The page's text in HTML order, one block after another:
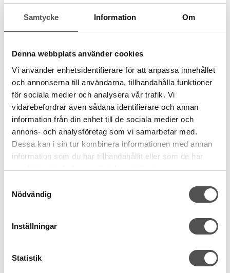
Samtycke Information Om
Denna webbplats använder cookies
Vi använder enhetsidentifierare för att anpassa innehållet
och annonserna till användarna, tillhandahålla funktioner
för sociala medier och analysera vår trafik. Vi
vidarebefordrar även sådana identifierare och annan
information från din enhet till de sociala medier och
annons- och analysföretag som vi samarbetar med.
Dessa kan i sin tur kombinera informationen med annan
information som du har tillhandahållit eller som de har
samlat in när du har använt deras tjänster.
Nödvändig
Inställningar
Statistik
DMC
DMC Mouliné Spécial fg 3772
8 meter
färgbeständigt
24 kr
KÖP
Finns i lager